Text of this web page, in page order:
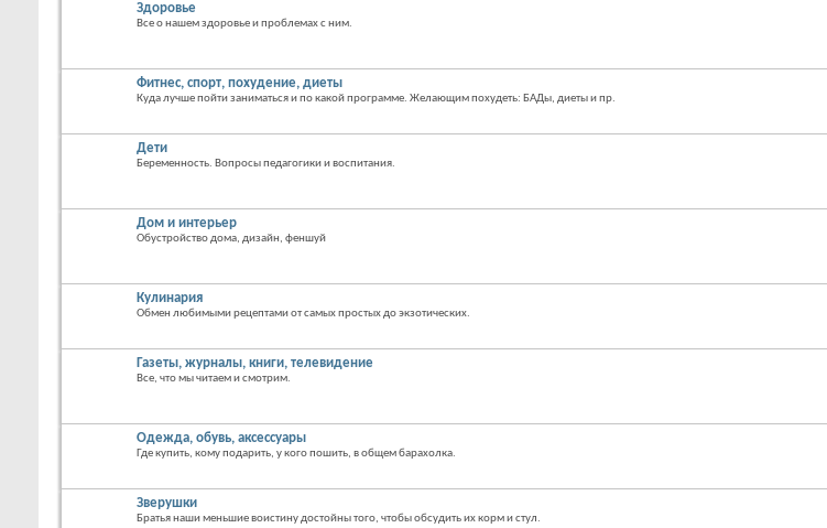
Здоровье
Все о нашем здоровье и проблемах с ним.
Фитнес, спорт, похудение, диеты
Куда лучше пойти заниматься и по какой программе. Желающим похудеть: БАДы, диеты и пр.
Дети
Беременность. Вопросы педагогики и воспитания.
Дом и интерьер
Обустройство дома, дизайн, феншуй
Кулинария
Обмен любимыми рецептами от самых простых до экзотических.
Газеты, журналы, книги, телевидение
Все, что мы читаем и смотрим.
Одежда, обувь, аксессуары
Где купить, кому подарить, у кого пошить, в общем барахолка.
Зверушки
Братья наши меньшие воистину достойны того, чтобы обсудить их корм и стул.